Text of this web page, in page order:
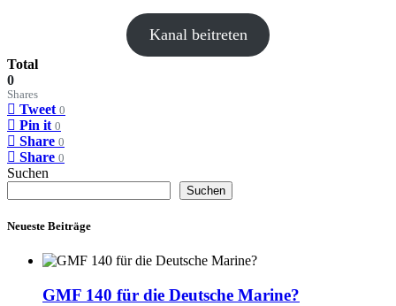
Kanal beitreten
Total
0
Shares
Tweet 0
Pin it 0
Share 0
Share 0
Suchen
Suchen
Neueste Beiträge
GMF 140 für die Deutsche Marine?